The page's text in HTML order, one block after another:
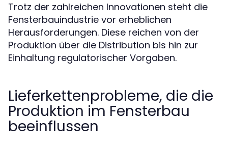
Trotz der zahlreichen Innovationen steht die
Fensterbauindustrie vor erheblichen
Herausforderungen. Diese reichen von der
Produktion über die Distribution bis hin zur
Einhaltung regulatorischer Vorgaben.
Lieferkettenprobleme, die die
Produktion im Fensterbau
beeinflussen